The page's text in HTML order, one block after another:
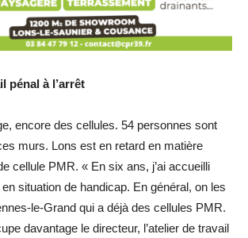
pénal à l’arrêt
encore des cellules. 54 personnes sont
murs. Lons est en retard en matière
cellule PMR. « En six ans, j’ai accueilli
situation de handicap. En général, on les
le-Grand qui a déjà des cellules PMR.
davantage le directeur, l’atelier de travail